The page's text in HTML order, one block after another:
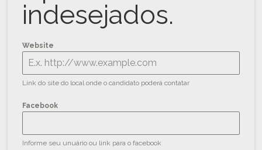
indesejados.
Website
Link do site do local onde o candidato poderá contatar
Facebook
Informe seu unuário ou link para o facebook